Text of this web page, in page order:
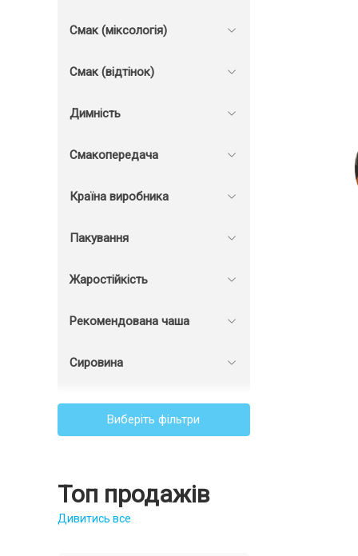
Смак (міксологія)
Смак (відтінок)
Димність
Смакопередача
Країна виробника
Пакування
Жаростійкість
Рекомендована чаша
Сировина
Виберіть фільтри
Топ продажів
Дивитись все